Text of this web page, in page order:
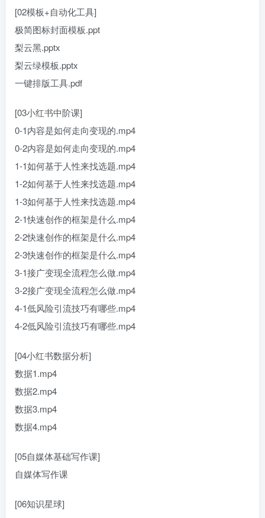
[02模板+自动化工具]
极简图标封面模板.ppt
梨云黑.pptx
梨云绿模板.pptx
一键排版工具.pdf
[03小红书中阶课]
0-1内容是如何走向变现的.mp4
0-2内容是如何走向变现的.mp4
1-1如何基于人性来找选题.mp4
1-2如何基于人性来找选题.mp4
1-3如何基于人性来找选题.mp4
2-1快速创作的框架是什么.mp4
2-2快速创作的框架是什么.mp4
2-3快速创作的框架是什么.mp4
3-1接广变现全流程怎么做.mp4
3-2接广变现全流程怎么做.mp4
4-1低风险引流技巧有哪些.mp4
4-2低风险引流技巧有哪些.mp4
[04小红书数据分析]
数据1.mp4
数据2.mp4
数据3.mp4
数据4.mp4
[05自媒体基础写作课]
自媒体写作课
[06知识星球]